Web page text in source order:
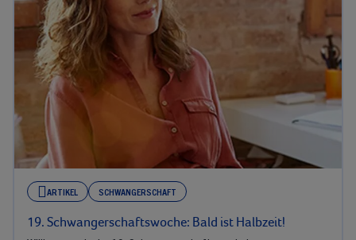
ARTIKEL SCHWANGERSCHAFT
19. Schwangerschaftswoche: Bald ist Halbzeit!